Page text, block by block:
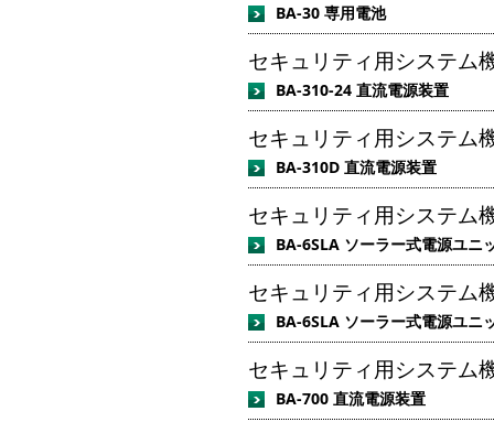
BA-30 専用電池
セキュリティ用システム
BA-310-24 直流電源装置
セキュリティ用システム
BA-310D 直流電源装置
セキュリティ用システム
BA-6SLA ソーラー式電源ユニ
セキュリティ用システム
BA-6SLA ソーラー式電源ユニ
セキュリティ用システム
BA-700 直流電源装置